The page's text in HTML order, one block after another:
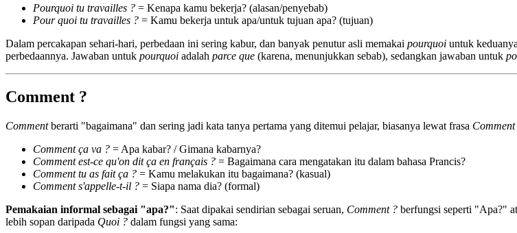
Pourquoi tu travailles ? = Kenapa kamu bekerja? (alasan/penyebab)
Pour quoi tu travailles ? = Kamu bekerja untuk apa/untuk tujuan apa? (tujuan)
Dalam percakapan sehari-hari, perbedaan ini sering kabur, dan banyak penutur asli memakai pourquoi untuk
perbedaannya. Jawaban untuk pourquoi adalah parce que (karena, menunjukkan sebab), sedangkan jawaban untuk
Comment ?
Commentberarti "bagaimana" dan sering jadi kata tanya pertama yang ditemui pelajar, biasanya lewat frasa
Comment ça va ? = Apa kabar? / Gimana kabarnya?
Comment est-ce qu'on dit ça en français ? = Bagaimana cara mengatakan itu dalam bahasa Prancis?
Comment tu as fait ça ? = Kamu melakukan itu bagaimana? (kasual)
Comment s'appelle-t-il ? = Siapa nama dia? (formal)
Pemakaian informal sebagai "apa?": Saat dipakai sendirian sebagai seruan, Comment ? berfungsi seperti "Apa?"
lebih sopan daripada Quoi ? dalam fungsi yang sama: